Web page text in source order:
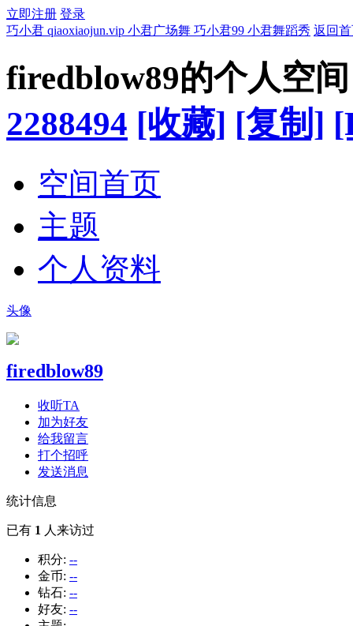
立即注册 登录
巧小君 qiaoxiaojun.vip 小君广场舞 巧小君99 小君舞蹈秀 返回
firedblow89的个人空间
2288494 [收藏] [复制]
空间首页
主题
个人资料
头像
firedblow89
收听TA
加为好友
给我留言
打个招呼
发送消息
统计信息
已有 1 人来访过
积分: --
金币: --
钻石: --
好友: --